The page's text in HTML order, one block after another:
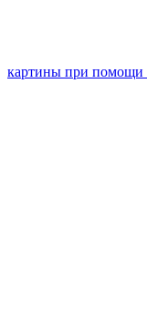
картины при помощи